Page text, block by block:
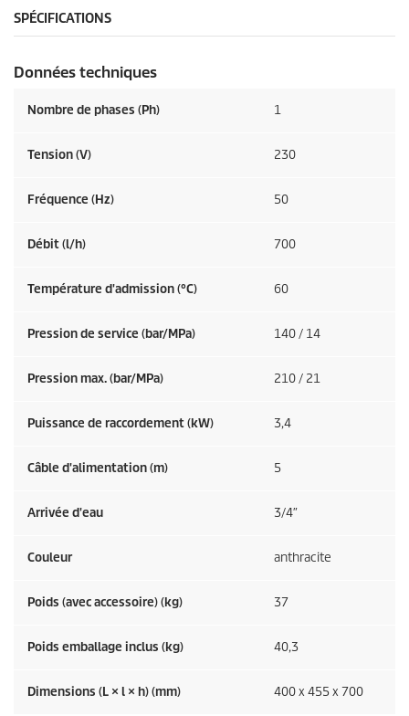
SPÉCIFICATIONS
Données techniques
Nombre de phases (Ph) 1
Tension (V) 230
Fréquence (Hz) 50
Débit (l/h) 700
Température d'admission (°C) 60
Pression de service (bar/MPa) 140 / 14
Pression max. (bar/MPa) 210 / 21
Puissance de raccordement (kW) 3,4
Câble d'alimentation (m) 5
Arrivée d'eau 3/4″
Couleur anthracite
Poids (avec accessoire) (kg) 37
Poids emballage inclus (kg) 40,3
Dimensions (L × l × h) (mm) 400 x 455 x 700